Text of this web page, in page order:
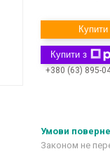
Купити
Купити з
+380 (63) 895-
Законом не